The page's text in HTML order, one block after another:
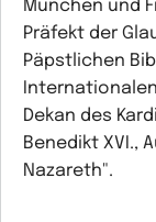
München und
Präfekt der
Päpstlichen
Dekan des
Benedikt XVI.,
Nazareth".